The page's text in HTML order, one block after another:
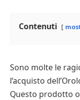
Contenuti
Sono molte le
l’acquisto
Questo prodotto